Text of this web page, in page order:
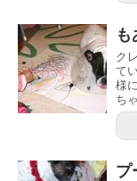
ク
て
様
ち
プ